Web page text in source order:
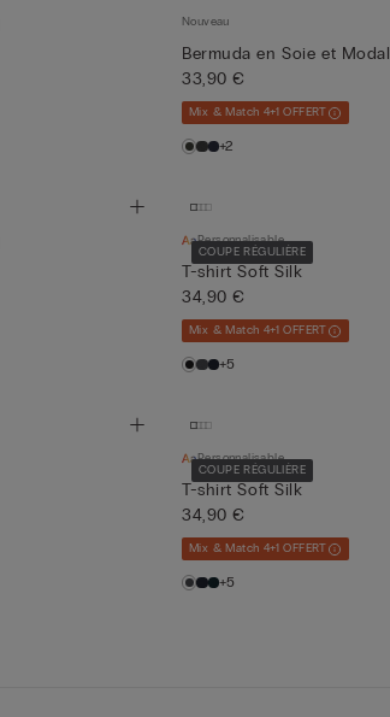
Nouveau
Bermuda en Soie et Modal
33,90 €
Mix & Match 4+1 OFFERT
+2
COUPE RÉGULIÈRE
Personnalisable
T-shirt Soft Silk
34,90 €
Mix & Match 4+1 OFFERT
+5
COUPE RÉGULIÈRE
Personnalisable
T-shirt Soft Silk
34,90 €
Mix & Match 4+1 OFFERT
+5